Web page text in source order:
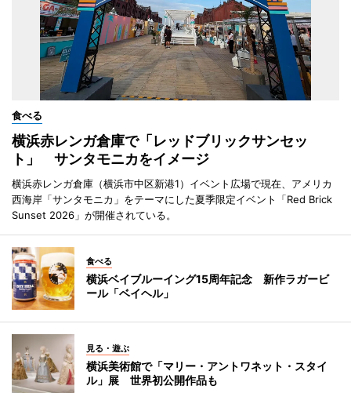
食べる
横浜赤レンガ倉庫で「レッドブリックサンセッ
ト」 サンタモニカをイメージ
横浜赤レンガ倉庫（横浜市中区新港1）イベント広場で現在、アメリカ
西海岸「サンタモニカ」をテーマにした夏季限定イベント「Red Brick
Sunset 2026」が開催されている。
食べる
横浜ベイブルーイング15周年記念 新作ラガービ
ール「ベイヘル」
見る・遊ぶ
横浜美術館で「マリー・アントワネット・スタイ
ル」展 世界初公開作品も